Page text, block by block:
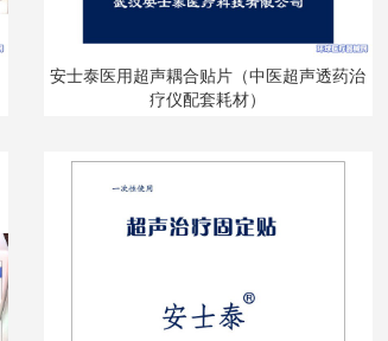
安士泰医用超声耦合贴片（中医超声透药治
疗仪配套耗材）